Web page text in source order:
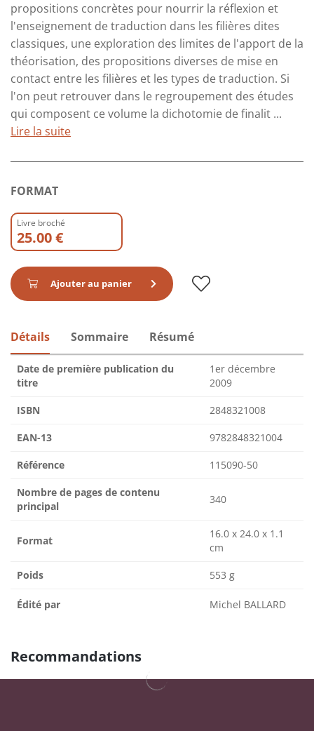
propositions concrètes pour nourrir la réflexion et
l'enseignement de traduction dans les filières dites
classiques, une exploration des limites de l'apport de la
théorisation, des propositions diverses de mise en
contact entre les filières et les types de traduction. Si
l'on peut retrouver dans le regroupement des études
qui composent ce volume la dichotomie de finalit ...
Lire la suite
FORMAT
Livre broché
25.00 €
Ajouter au panier
Détails Sommaire Résumé
Date de première publication du
titre
1er décembre
2009
ISBN 2848321008
EAN-13 9782848321004
Référence 115090-50
Nombre de pages de contenu
principal
340
Format
16.0 x 24.0 x 1.1
cm
Poids 553 g
Édité par Michel BALLARD
Recommandations